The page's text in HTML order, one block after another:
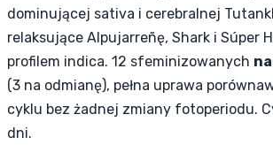
dominującej sativa i cerebralnej
relaksujące Alpujarreñę, Shark i Súper
profilem indica. 12 sfeminizowanych
(3 na odmianę), pełna uprawa
cyklu bez żadnej zmiany fotoperiodu.
dni.